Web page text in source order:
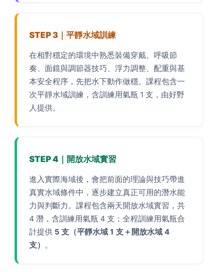
STEP 3｜平靜水域訓練
在相對穩定的環境中熟悉裝備穿戴、呼吸節
奏、面鏡與調節器技巧、浮力調整、配重與基
本安全程序，先把水下動作做穩。課程包含一
次平靜水域訓練，含訓練用氣瓶 1 支，由好野
人提供。
STEP 4｜開放水域實習
進入實際海域後，會把前面的理論與技巧帶進
真實水域條件中，逐步建立真正可用的潛水能
力與判斷力。課程包含兩天開放水域實習，共
4 潛，含訓練用氣瓶 4 支；全程訓練用氣瓶合
計提供 5 支（平靜水域 1 支＋開放水域 4
支） 。